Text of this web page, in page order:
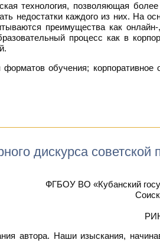
технология, позволяющая
недостатки каждого из них. На
преимущества как
процесс как в
обучения;
дискурса советской
ФГБОУ ВО «Кубанский
автора. Наши изыскания,